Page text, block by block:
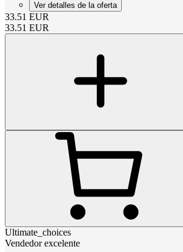
Ver detalles de la oferta
33.51 EUR
33.51 EUR
Ultimate_choices
Vendedor excelente